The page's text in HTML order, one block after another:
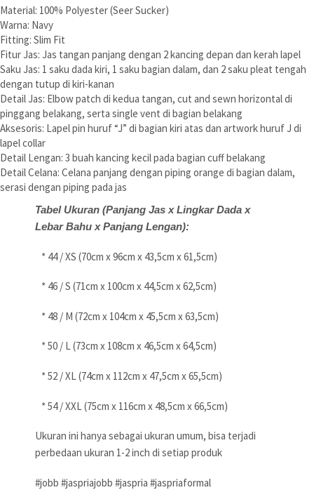
Material: 100% Polyester (Seer Sucker)
Warna: Navy
Fitting: Slim Fit
Fitur Jas: Jas tangan panjang dengan 2 kancing depan dan kerah lapel
Saku Jas: 1 saku dada kiri, 1 saku bagian dalam, dan 2 saku pleat tengah
dengan tutup di kiri-kanan
Detail Jas: Elbow patch di kedua tangan, cut and sewn horizontal di
pinggang belakang, serta single vent di bagian belakang
Aksesoris: Lapel pin huruf “J” di bagian kiri atas dan artwork huruf J di
lapel collar
Detail Lengan: 3 buah kancing kecil pada bagian cuff belakang
Detail Celana: Celana panjang dengan piping orange di bagian dalam,
serasi dengan piping pada jas
Tabel Ukuran (Panjang Jas x Lingkar Dada x
Lebar Bahu x Panjang Lengan):
* 44 / XS (70cm x 96cm x 43,5cm x 61,5cm)
* 46 / S (71cm x 100cm x 44,5cm x 62,5cm)
* 48 / M (72cm x 104cm x 45,5cm x 63,5cm)
* 50 / L (73cm x 108cm x 46,5cm x 64,5cm)
* 52 / XL (74cm x 112cm x 47,5cm x 65,5cm)
* 54 / XXL (75cm x 116cm x 48,5cm x 66,5cm)
Ukuran ini hanya sebagai ukuran umum, bisa terjadi
perbedaan ukuran 1-2 inch di setiap produk
#jobb #jaspriajobb #jaspria #jaspriaformal